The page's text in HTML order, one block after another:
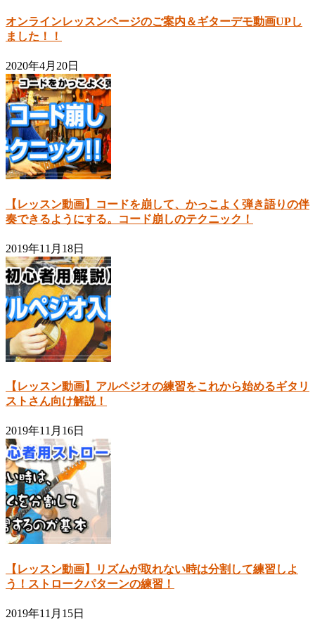
オンラインレッスンページのご案内＆ギターデモ動画UPし
ました！！
2020年4月20日
【レッスン動画】コードを崩して、かっこよく弾き語りの伴
奏できるようにする。コード崩しのテクニック！
2019年11月18日
【レッスン動画】アルペジオの練習をこれから始めるギタリ
ストさん向け解説！
2019年11月16日
【レッスン動画】リズムが取れない時は分割して練習しよ
う！ストロークパターンの練習！
2019年11月15日